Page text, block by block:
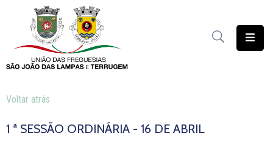
União
das
Pública
Voltar atrás
1 ª SESSÃO ORDINÁRIA - 16 DE ABRIL